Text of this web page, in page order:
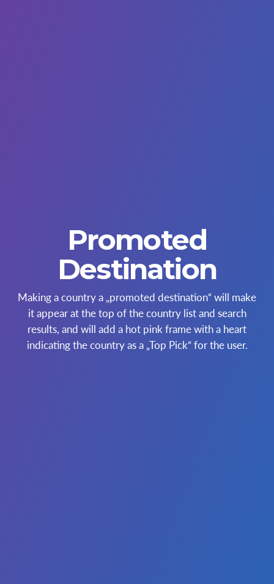
Promoted
Destination
Making a country a „promoted destination“ will make
it appear at the top of the country list and search
results, and will add a hot pink frame with a heart
indicating the country as a „Top Pick“ for the user.